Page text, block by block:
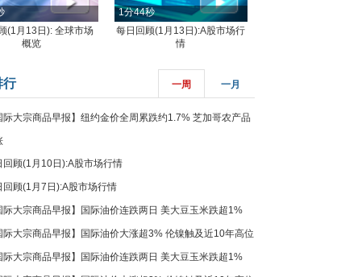
(1月13日): 全球市场
概览
1分44秒
每日回顾(1月13日):A股市场行
情
行 一周 一月
际大宗商品早报】纽约金价全周累跌约1.7% 芝加哥农产品
回顾(1月10日):A股市场行情
回顾(1月7日):A股市场行情
际大宗商品早报】国际油价连跌两日 美大豆玉米跌超1%
际大宗商品早报】国际油价大涨超3% 伦镍触及近10年高位
际大宗商品早报】国际油价连跌两日 美大豆玉米跌超1%